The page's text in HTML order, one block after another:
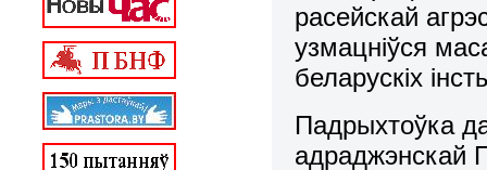
расейскай
узмацніўся
беларускіх
Падрыхтоўка
адраджэнскай